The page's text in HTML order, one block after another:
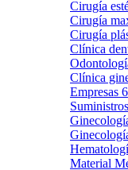
Cirugía
Cirugía
Cirugía
Clínica
Clínica
Empresas 6
Material